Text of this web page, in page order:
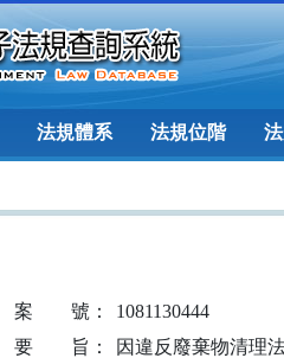
法規體系 法規位階
案 號：
1081130444
要
旨：
因違反廢棄物清理